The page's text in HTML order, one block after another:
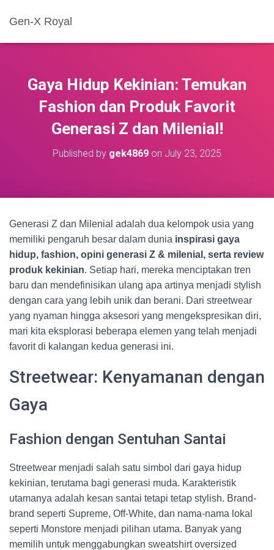
Gen-X Royal
Gaya Hidup Kekinian: Temukan
Fashion dan Produk Favorit
Generasi Z dan Milenial!
Published by gek4869 on July 23, 2025
Generasi Z dan Milenial adalah dua kelompok usia yang
memiliki pengaruh besar dalam dunia inspirasi gaya
hidup, fashion, opini generasi Z & milenial, serta review
produk kekinian. Setiap hari, mereka menciptakan tren
baru dan mendefinisikan ulang apa artinya menjadi stylish
dengan cara yang lebih unik dan berani. Dari streetwear
yang nyaman hingga aksesori yang mengekspresikan diri,
mari kita eksplorasi beberapa elemen yang telah menjadi
favorit di kalangan kedua generasi ini.
Streetwear: Kenyamanan dengan
Gaya
Fashion dengan Sentuhan Santai
Streetwear menjadi salah satu simbol dari gaya hidup
kekinian, terutama bagi generasi muda. Karakteristik
utamanya adalah kesan santai tetapi tetap stylish. Brand-
brand seperti Supreme, Off-White, dan nama-nama lokal
seperti Monstore menjadi pilihan utama. Banyak yang
memilih untuk menggabungkan sweatshirt oversized